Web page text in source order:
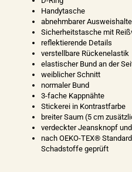
Handytasche
abnehmbarer
Sicherheitstasche mit
reflektierende Details
verstellbare Rückenelastik
elastischer Bund an der
weiblicher Schnitt
normaler Bund
3-fache Kappnähte
Stickerei in Kontrastfarbe
breiter Saum (5 cm
verdeckter Jeansknopf
nach OEKO-TEX®
Schadstoffe geprüft